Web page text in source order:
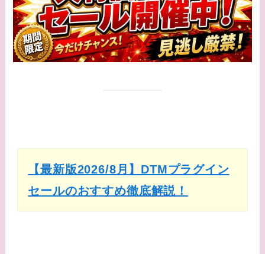
【最新版2026/8月】DTMプラグイン
セールのおすすめ徹底解説！